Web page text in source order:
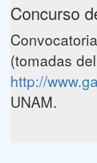
Concurso
(tomadas
http://
UNAM.